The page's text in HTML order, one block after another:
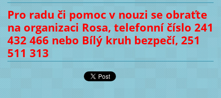
Pro radu či pomoc v nouzi se obraťte
na organizaci Rosa, telefonní číslo 241
432 466 nebo Bílý kruh bezpečí, 251
511 313